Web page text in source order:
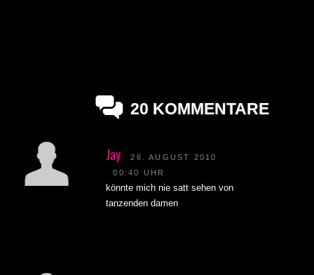
20 KOMMENTARE
Jay
26. AUGUST 2010
00:40 UHR
könnte mich nie satt sehen von
tanzenden damen